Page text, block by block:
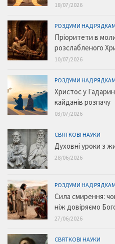
18/07/2026
РОЗДУМИ НАД
Пріоритети в
розслабленого
10/07/2026
РОЗДУМИ НАД
Христос у
кайданів розпачу
03/07/2026
СВЯТКОВІ НАУКИ
Духовні уроки з
28/06/2026
РОЗДУМИ НАД
Сила смирення:
ніж довіряємо
27/06/2026
СВЯТКОВІ НАУКИ